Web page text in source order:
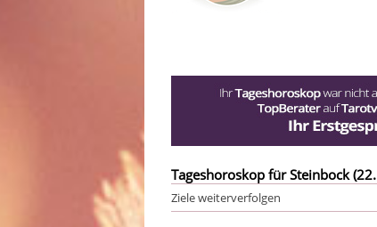
Tageshoroskop für Steinbock
Ziele weiterverfolgen